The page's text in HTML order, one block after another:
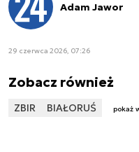
Adam Jawor
29 czerwca 2026, 07:26
Zobacz również
ZBIR BIAŁORUŚ pokaż